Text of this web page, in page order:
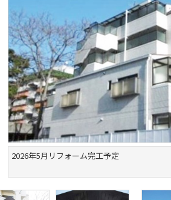
2026年5月リフォーム完工予定